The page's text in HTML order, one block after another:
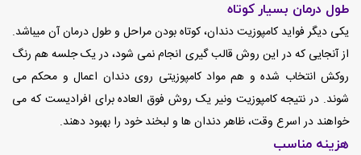
طول درمان بسیار کوتاه
یکی دیگر فواید کامپوزیت دندان، کوتاه بودن مراحل و طول درمان آن میباشد.
از آنجایی که در این روش قالب گیری انجام نمی شود، در یک جلسه هم رنگ
روکش انتخاب شده و هم مواد کامپوزیتی روی دندان اعمال و محکم می
شوند. در نتیجه کامپوزیت ونیر یک روش فوق العاده برای افرادیست که می
خواهند در اسرع وقت، ظاهر دندان ها و لبخند خود را بهبود دهند.
هزینه مناسب